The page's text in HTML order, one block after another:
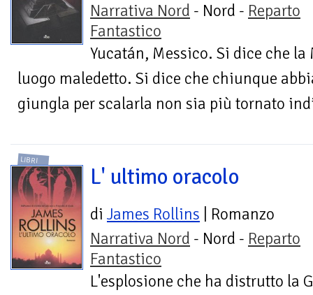
Narrativa Nord - Nord - Reparto
Fantastico
Yucatán, Messico. Si dice che
luogo maledetto. Si dice che chiunque
giungla per scalarla non sia più tornato
LIBRI
L' ultimo oracolo
di James Rollins | Romanzo
Narrativa Nord - Nord - Reparto
Fantastico
L'esplosione che ha distrutto la